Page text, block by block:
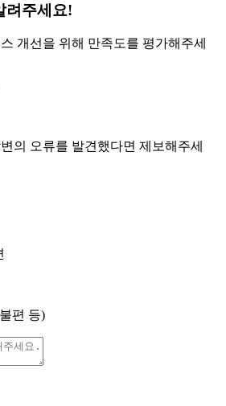
려주세요!
개선을 위해 만족도를 평가해주세
의 오류를 발견했다면 제보해주세
편 등)